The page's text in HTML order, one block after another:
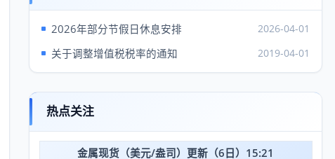
2026年部分节假日休息安排 2026-04-01
关于调整增值税税率的通知 2019-04-01
热点关注
金属现货（美元/盎司）更新（6日）15:21